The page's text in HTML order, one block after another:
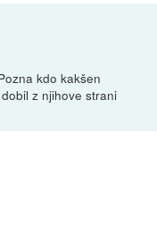
kdo kakšen
z njihove strani